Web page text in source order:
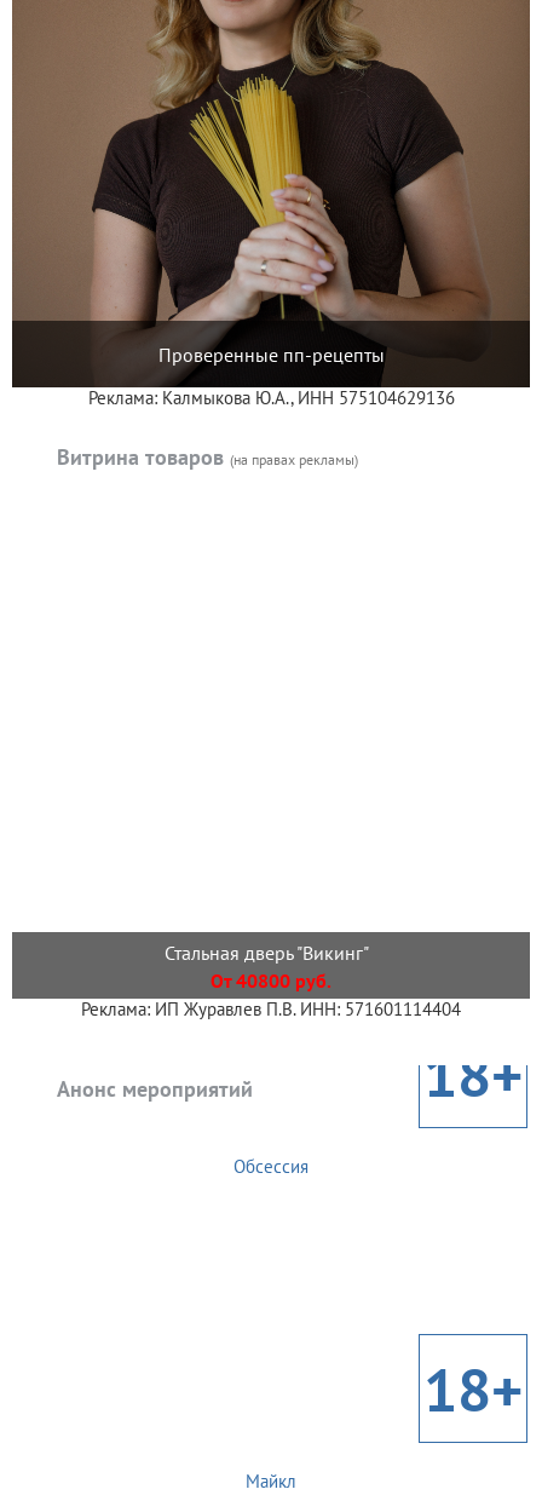
Проверенные пп-рецепты
Реклама: Калмыкова Ю.А., ИНН 575104629136
Витрина товаров (на правах рекламы)
Стальная дверь "Викинг"
От 40800 руб.
Реклама: ИП Журавлев П.В. ИНН: 571601114404
Анонс мероприятий 18+
Обсессия
18+
Майкл